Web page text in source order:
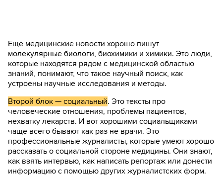
Ещё медицинские новости хорошо пишут
молекулярные биологи, биохимики и химики. Это люди,
которые находятся рядом с медицинской областью
знаний, понимают, что такое научный поиск, как
устроены научные исследования и методы.
Второй блок — социальный. Это тексты про
человеческие отношения, проблемы пациентов,
нехватку лекарств. И вот хорошими социальщиками
чаще всего бывают как раз не врачи. Это
профессиональные журналисты, которые умеют хорошо
рассказать о социальной стороне медицины. Они знают,
как взять интервью, как написать репортаж или донести
информацию с помощью других журналистских форм.